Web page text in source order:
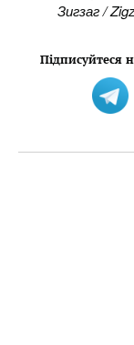
Зигзаг /
Підписуйтеся